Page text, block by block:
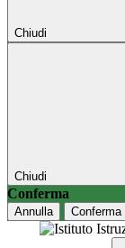
Chiudi
Chiudi
Conferma
Annulla Conferma